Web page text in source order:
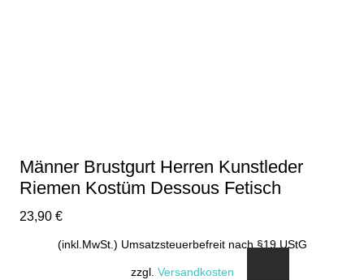
Männer Brustgurt Herren Kunstleder
Riemen Kostüm Dessous Fetisch
23,90 €
(inkl.MwSt.) Umsatzsteuerbefreit nach §19 UStG
zzgl. Versandkosten